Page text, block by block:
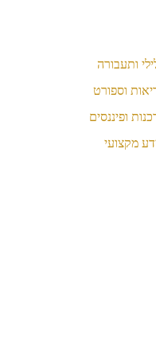
ותעבורה
וספורט
ופיננסים
מקצועי